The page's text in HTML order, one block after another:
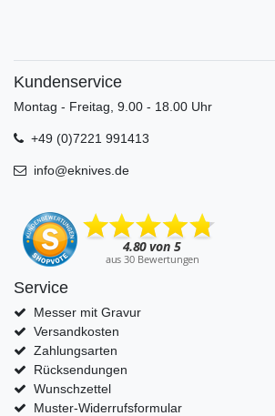
Kundenservice
Montag - Freitag, 9.00 - 18.00 Uhr
+49 (0)7221 991413
info@eknives.de
Service
Messer mit Gravur
Versandkosten
Zahlungsarten
Rücksendungen
Wunschzettel
Muster-Widerrufsformular